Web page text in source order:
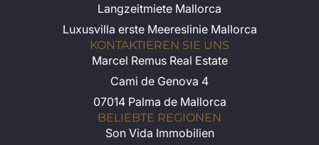
Langzeitmiete Mallorca
Luxusvilla erste Meereslinie Mallorca
KONTAKTIEREN SIE UNS
Marcel Remus Real Estate
Cami de Genova 4
07014 Palma de Mallorca
BELIEBTE REGIONEN
Son Vida Immobilien